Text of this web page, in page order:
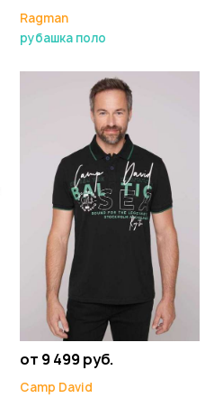
Ragman
рубашка поло
от 9 499 руб.
Camp David